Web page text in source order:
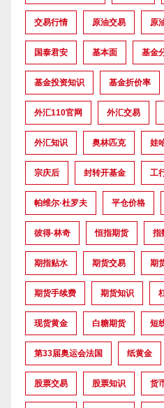
交易行情 原油交易 原
国泰君安 基本面 基金
基金投资知识 基金折价率
外汇110官网 外汇交易
外汇知识 奥林匹克 娃
宗庆后 封转开基金 工
帕维尔·杜罗夫 平仓价格
彼得·林奇 恒指期货 指
期指贴水 期货交易 期
期货手续费 期货知识
现货黄金 白糖期货 短
第33届奥运会法国 纸黄金
股票交易 股票知识 货